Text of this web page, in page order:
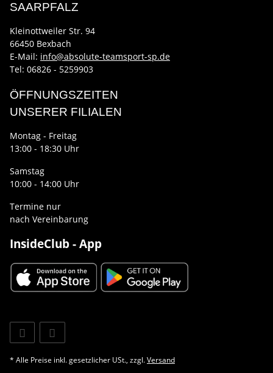
SAARPFALZ
Kleinottweiler Str. 94
66450 Bexbach
E-Mail: info@absolute-teamsport-sp.de
Tel: 06826 - 5259903
ÖFFNUNGSZEITEN
UNSERER FILIALEN
Montag - Freitag
13:00 - 18:30 Uhr
Samstag
10:00 - 14:00 Uhr
Termine nur
nach Vereinbarung
InsideClub - App
* Alle Preise inkl. gesetzlicher USt., zzgl.Versand